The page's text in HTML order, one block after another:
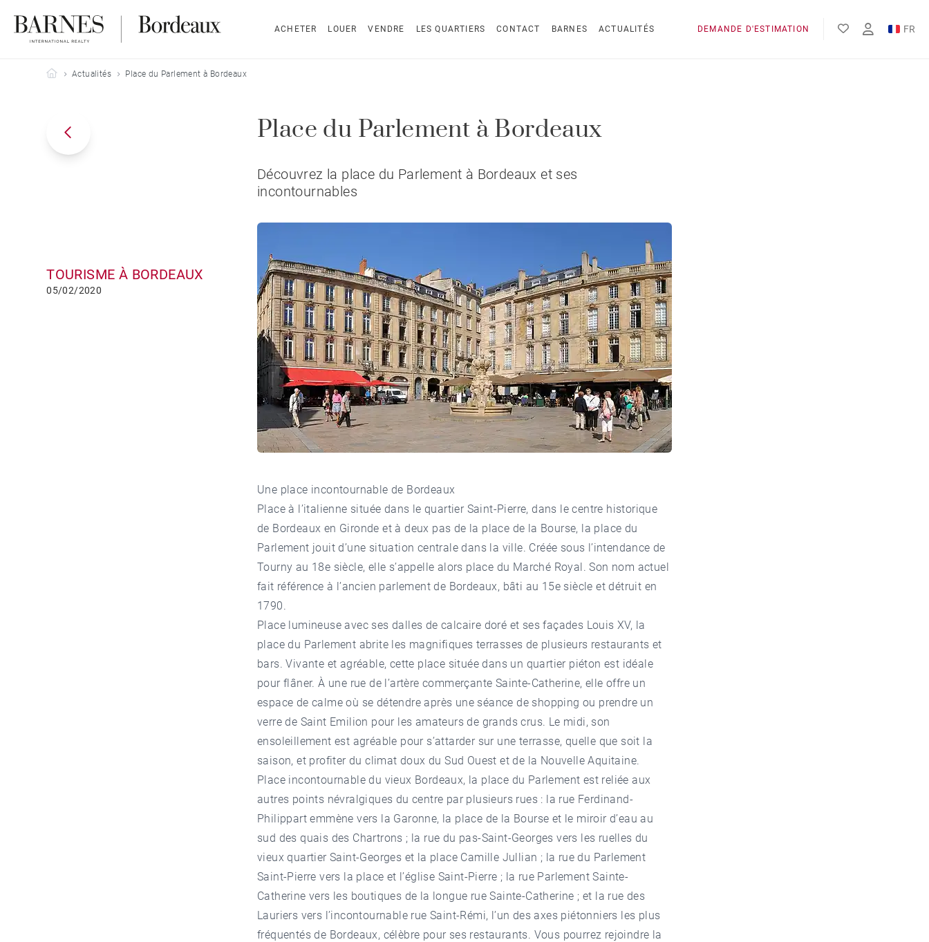
ACHETER LOUER VENDRE LES QUARTIERS CONTACT BARNES ACTUALITÉS DEMANDE D'ESTIMATION
FR
Barnes Bordeaux
Actualités Place du Parlement à Bordeaux
TOURISME À BORDEAUX
05/02/2020
Place du Parlement à Bordeaux
Découvrez la place du Parlement à Bordeaux et ses
incontournables
Une place incontournable de Bordeaux
Place à l’italienne située dans le quartier Saint-Pierre, dans le centre historique
de Bordeaux en Gironde et à deux pas de la place de la Bourse, la place du
Parlement jouit d’une situation centrale dans la ville. Créée sous l’intendance de
Tourny au 18e siècle, elle s’appelle alors place du Marché Royal. Son nom actuel
fait référence à l’ancien parlement de Bordeaux, bâti au 15e siècle et détruit en
1790.
Place lumineuse avec ses dalles de calcaire doré et ses façades Louis XV, la
place du Parlement abrite les magnifiques terrasses de plusieurs restaurants et
bars. Vivante et agréable, cette place située dans un quartier piéton est idéale
pour flâner. À une rue de l’artère commerçante Sainte-Catherine, elle offre un
espace de calme où se détendre après une séance de shopping ou prendre un
verre de Saint Emilion pour les amateurs de grands crus. Le midi, son
ensoleillement est agréable pour s’attarder sur une terrasse, quelle que soit la
saison, et profiter du climat doux du Sud Ouest et de la Nouvelle Aquitaine.
Place incontournable du vieux Bordeaux, la place du Parlement est reliée aux
autres points névralgiques du centre par plusieurs rues : la rue Ferdinand-
Philippart emmène vers la Garonne, la place de la Bourse et le miroir d’eau au
sud des quais des Chartrons ; la rue du pas-Saint-Georges vers les ruelles du
vieux quartier Saint-Georges et la place Camille Jullian ; la rue du Parlement
Saint-Pierre vers la place et l’église Saint-Pierre ; la rue Parlement Sainte-
Catherine vers les boutiques de la longue rue Sainte-Catherine ; et la rue des
Lauriers vers l’incontournable rue Saint-Rémi, l’un des axes piétonniers les plus
fréquentés de Bordeaux, célèbre pour ses restaurants. Vous pourrez rejoindre la